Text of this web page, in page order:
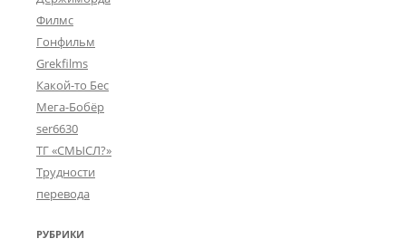
Филмс
Гонфильм
Grekfilms
Какой-то Бес
Мега-Бобёр
ser6630
ТГ «СМЫСЛ?»
Трудности
перевода
РУБРИКИ